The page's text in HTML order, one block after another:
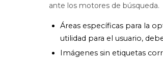
ante los motores de búsqueda.
Áreas específicas para la
utilidad para el usuario,
Imágenes sin etiquetas